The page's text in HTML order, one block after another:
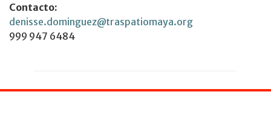
Contacto:
denisse.dominguez@traspatiomaya.org
999 947 6484